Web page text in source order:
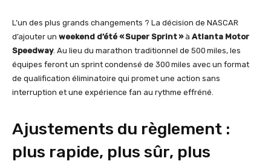
L’un des plus grands changements ? La décision de NASCAR
d’ajouter un weekend d’été « Super Sprint »à Atlanta Motor
Speedway. Au lieu du marathon traditionnel de 500 miles, les
équipes feront un sprint condensé de 300 miles avec un format
de qualification éliminatoire qui promet une action sans
interruption et une expérience fan au rythme effréné.
Ajustements du règlement :
plus rapide, plus sûr, plus